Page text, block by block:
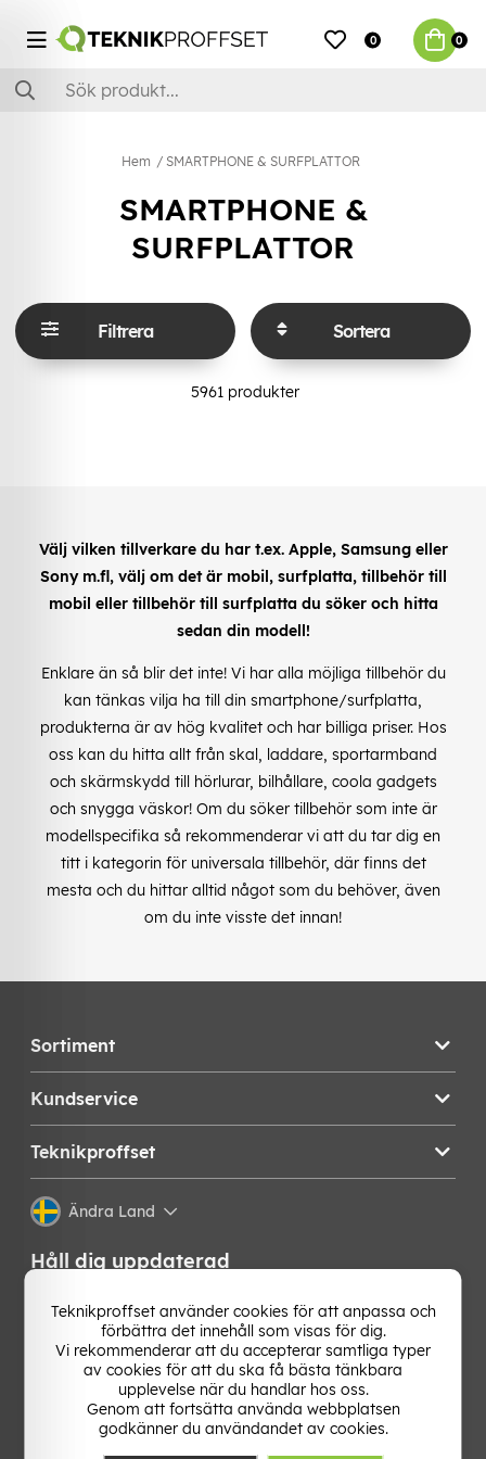
0 0
Hem SMARTPHONE & SURFPLATTOR
SMARTPHONE &
SURFPLATTOR
Filtrera Sortera
5961 produkter
Välj vilken tillverkare du har t.ex. Apple, Samsung eller
Sony m.fl, välj om det är mobil, surfplatta, tillbehör till
mobil eller tillbehör till surfplatta du söker och hitta
sedan din modell!
Enklare än så blir det inte! Vi har alla möjliga tillbehör du
kan tänkas vilja ha till din smartphone/surfplatta,
produkterna är av hög kvalitet och har billiga priser. Hos
oss kan du hitta allt från skal, laddare, sportarmband
och skärmskydd till hörlurar, bilhållare, coola gadgets
och snygga väskor! Om du söker tillbehör som inte är
modellspecifika så rekommenderar vi att du tar dig en
titt i kategorin för universala tillbehör, där finns det
mesta och du hittar alltid något som du behöver, även
om du inte visste det innan!
Sortiment
Kundservice
Teknikproffset
Ändra Land
Håll dig uppdaterad
Få de senaste nyheterna, hetaste erbjudandena och
bästa tipsen från oss direkt i din mejlkorg. Signa upp på
vårt nyhetsbrev!
Teknikproffset använder cookies för att anpassa och
förbättra det innehåll som visas för dig.
Vi rekommenderar att du accepterar samtliga typer
av cookies för att du ska få bästa tänkbara
upplevelse när du handlar hos oss.
Genom att fortsätta använda webbplatsen
godkänner du användandet av cookies.